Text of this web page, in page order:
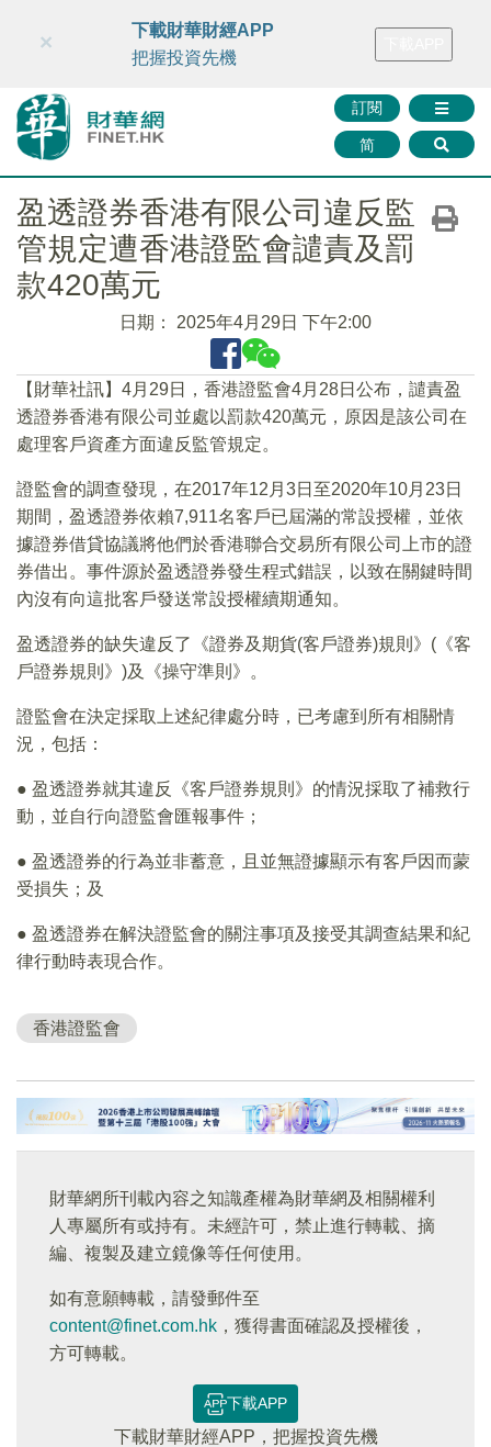
財華智庫網 FINTV FINMETA 財華證券 媒體矩陣
訂閱
简
×
下載財華財經APP
把握投資先機
盈透證券香港有限公司違反監
管規定遭香港證監會譴責及罰
款420萬元
日期： 2025年4月29日 下午2:00
【財華社訊】4月29日，香港證監會4月28日公布，譴責盈
透證券香港有限公司並處以罰款420萬元，原因是該公司在
處理客戶資產方面違反監管規定。
證監會的調查發現，在2017年12月3日至2020年10月23日
期間，盈透證券依賴7,911名客戶已屆滿的常設授權，並依
據證券借貸協議將他們於香港聯合交易所有限公司上市的證
券借出。事件源於盈透證券發生程式錯誤，以致在關鍵時間
內沒有向這批客戶發送常設授權續期通知。
盈透證券的缺失違反了《證券及期貨(客戶證券)規則》(《客
戶證券規則》)及《操守準則》。
證監會在決定採取上述紀律處分時，已考慮到所有相關情
況，包括：
● 盈透證券就其違反《客戶證券規則》的情況採取了補救行
動，並自行向證監會匯報事件；
● 盈透證券的行為並非蓄意，且並無證據顯示有客戶因而蒙
受損失；及
● 盈透證券在解決證監會的關注事項及接受其調查結果和紀
律行動時表現合作。
香港證監會
財華網所刊載內容之知識產權為財華網及相關權利
人專屬所有或持有。未經許可，禁止進行轉載、摘
編、複製及建立鏡像等任何使用。
如有意願轉載，請發郵件至
content@finet.com.hk ，獲得書面確認及授權後，
方可轉載。
下載APP
下載財華財經APP，把握投資先機